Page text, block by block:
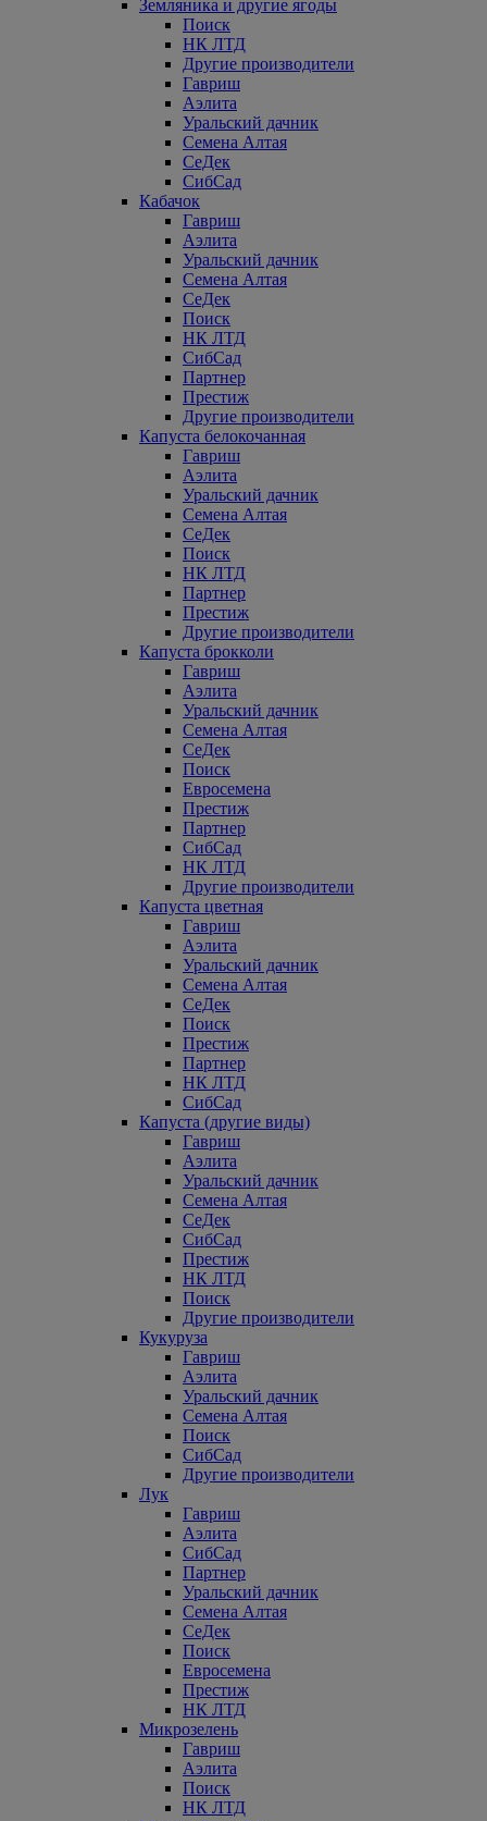
Земляника и другие ягоды
Поиск
НК ЛТД
Другие производители
Гавриш
Аэлита
Уральский дачник
Семена Алтая
СеДек
СибСад
Кабачок
Гавриш
Аэлита
Уральский дачник
Семена Алтая
СеДек
Поиск
НК ЛТД
СибСад
Партнер
Престиж
Другие производители
Капуста белокочанная
Гавриш
Аэлита
Уральский дачник
Семена Алтая
СеДек
Поиск
НК ЛТД
Партнер
Престиж
Другие производители
Капуста брокколи
Гавриш
Аэлита
Уральский дачник
Семена Алтая
СеДек
Поиск
Евросемена
Престиж
Партнер
СибСад
НК ЛТД
Другие производители
Капуста цветная
Гавриш
Аэлита
Уральский дачник
Семена Алтая
СеДек
Поиск
Престиж
Партнер
НК ЛТД
СибСад
Капуста (другие виды)
Гавриш
Аэлита
Уральский дачник
Семена Алтая
СеДек
СибСад
Престиж
НК ЛТД
Поиск
Другие производители
Кукуруза
Гавриш
Аэлита
Уральский дачник
Семена Алтая
Поиск
СибСад
Другие производители
Лук
Гавриш
Аэлита
СибСад
Партнер
Уральский дачник
Семена Алтая
СеДек
Поиск
Евросемена
Престиж
НК ЛТД
Микрозелень
Гавриш
Аэлита
Поиск
НК ЛТД